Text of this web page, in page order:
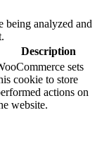
being analyzed and
Description
sets
cookie to store
actions on
website.